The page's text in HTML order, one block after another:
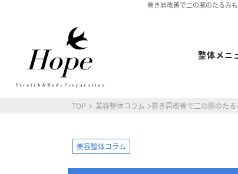
巻き肩改善で二の腕のたるみ
整体メニ
TOP 美容整体コラム 巻き肩改善で二の腕のた
美容整体コラム